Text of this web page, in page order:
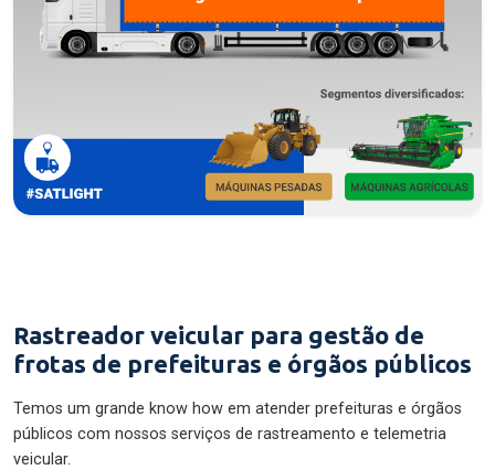
Rastreador veicular para gestão de
frotas de prefeituras e órgãos públicos
Temos um grande know how em atender prefeituras e órgãos
públicos com nossos serviços de rastreamento e telemetria
veicular.